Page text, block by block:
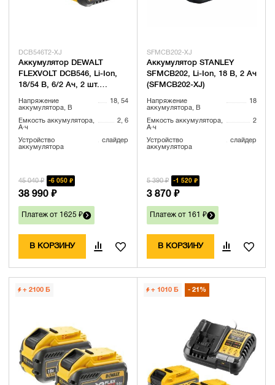
DCB546T2-XJ
Аккумулятор DEWALT
FLEXVOLT DCB546, Li-Ion,
18/54 В, 6/2 Ач, 2 шт.
Напряжение
аккумулятора, В
18, 54
Емкость аккумулятора,
А·ч
2, 6
Устройство
аккумулятора
слайдер
45 040 ₽ 6 050 ₽
38 990 ₽
Платеж от 1625 ₽
В КОРЗИНУ
SFMCB202-XJ
Аккумулятор STANLEY
SFMCB202, Li-Ion, 18 В, 2 Ач
(SFMCB202-XJ)
Напряжение
аккумулятора, В
18
Емкость аккумулятора,
А·ч
2
Устройство
аккумулятора
слайдер
5 390 ₽ 1 520 ₽
3 870 ₽
Платеж от 161 ₽
В КОРЗИНУ
+ 2100 Б + 1010 Б 21%